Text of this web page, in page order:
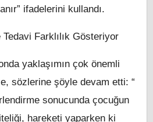
ifadelerini kullandı.
Farklılık Gösteriyor
yaklaşımın çok önemli
sözlerine şöyle devam etti: “
sonucunda çocuğun
hareketi yaparken ki